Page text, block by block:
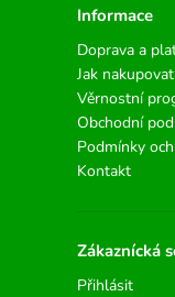
Informace
Doprava a
Jak nakupovat
Věrnostní
Obchodní
Podmínky
Kontakt
Zákaznícká
Přihlásit